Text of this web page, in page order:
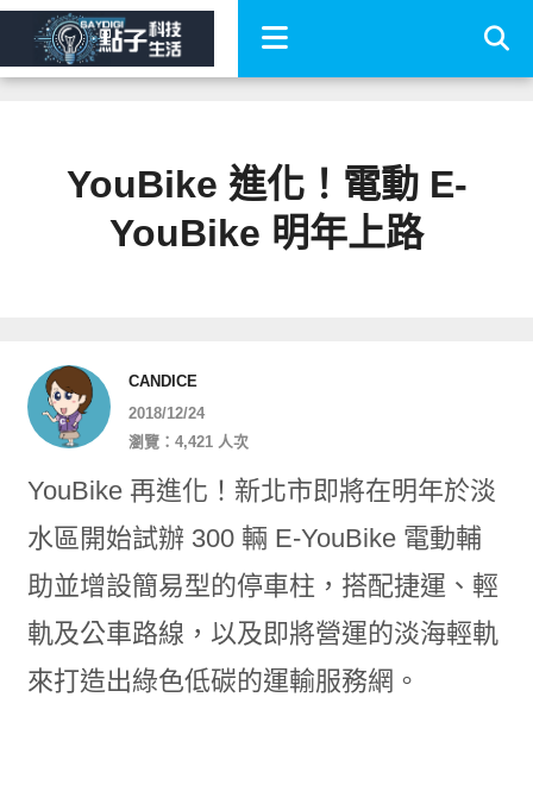
YouBike 進化！電動 E-
YouBike 明年上路
CANDICE
2018/12/24
瀏覽：4,421 人次
YouBike 再進化！新北市即將在明年於淡
水區開始試辦 300 輛 E-YouBike 電動輔
助並增設簡易型的停車柱，搭配捷運、輕
軌及公車路線，以及即將營運的淡海輕軌
來打造出綠色低碳的運輸服務網。